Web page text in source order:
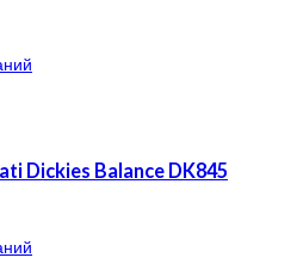
Dickies Balance DK845